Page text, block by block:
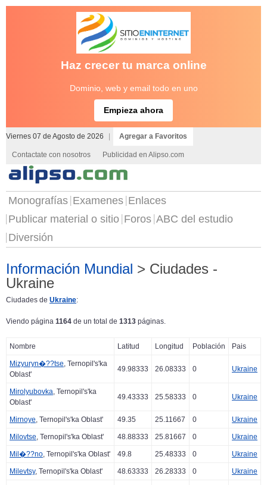
Haz crecer tu marca online
Dominio, web y email todo en uno
Empieza ahora
Viernes 07 de Agosto de 2026 Agregar a Favoritos
Contactate con nosotros Publicidad en Alipso.com
Monografías Examenes Enlaces
Publicar material o sitio Foros ABC del estudio
Diversión
Información Mundial > Ciudades -
Ukraine
Ciudades de Ukraine:
Viendo página 1164 de un total de 1313 páginas.
Nombre Latitud Longitud Población Pais
Mizyuryn�??tse, Ternopil's'ka
Oblast'
49.98333 26.08333 0 Ukraine
Mirolyubovka, Ternopil's'ka
Oblast'
49.43333 25.58333 0 Ukraine
Mirnoye, Ternopil's'ka Oblast' 49.35 25.11667 0 Ukraine
Milovtse, Ternopil's'ka Oblast' 48.88333 25.81667 0 Ukraine
Mil�??no, Ternopil's'ka Oblast' 49.8 25.48333 0 Ukraine
Milevtsy, Ternopil's'ka Oblast' 48.63333 26.28333 0 Ukraine